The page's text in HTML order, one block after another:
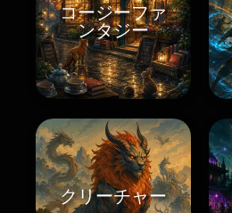
コージーファ
ンタジー
クリーチャー